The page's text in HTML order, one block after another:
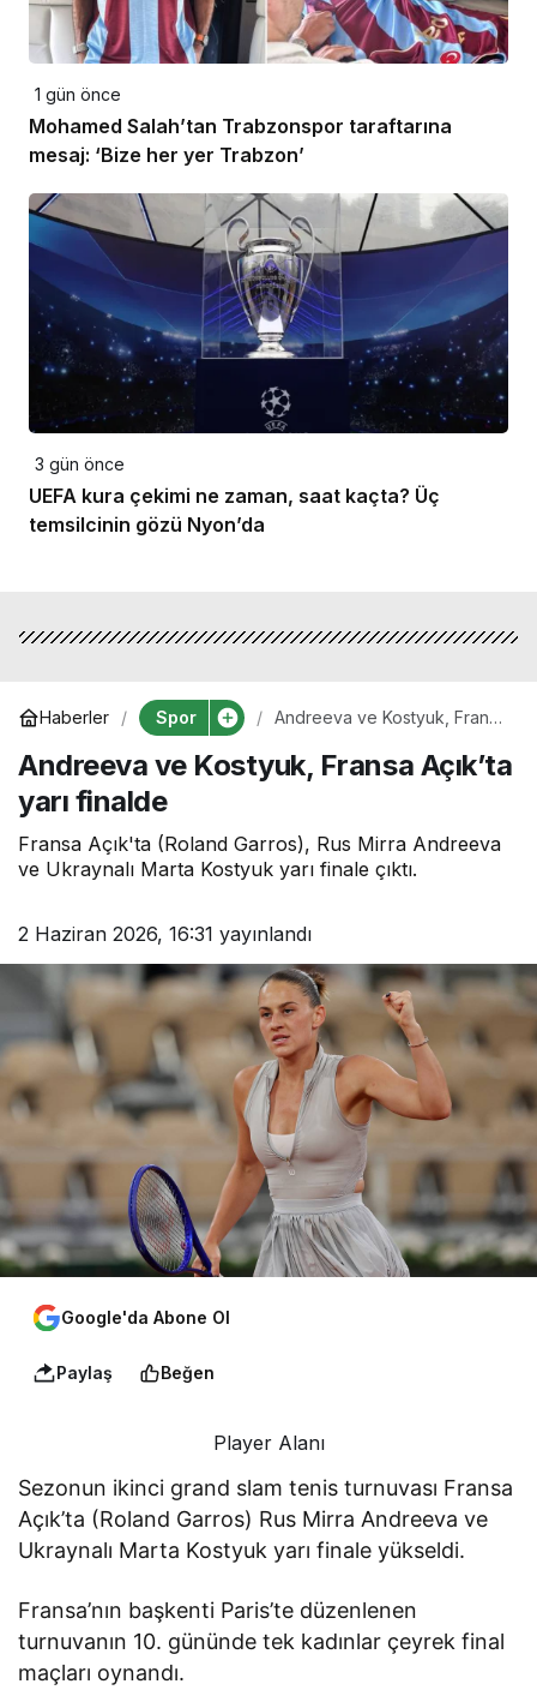
1 gün önce
Mohamed Salah’tan Trabzonspor taraftarına
mesaj: ‘Bize her yer Trabzon’
3 gün önce
UEFA kura çekimi ne zaman, saat kaçta? Üç
temsilcinin gözü Nyon’da
Haberler Spor
Andreeva ve Kostyuk, Fransa
Andreeva ve Kostyuk, Fransa Açık’ta
yarı finalde
Fransa Açık'ta (Roland Garros), Rus Mirra Andreeva
ve Ukraynalı Marta Kostyuk yarı finale çıktı.
2 Haziran 2026, 16:31 yayınlandı
Google'da Abone Ol
Paylaş Beğen
Player Alanı
Sezonun ikinci grand slam tenis turnuvası Fransa
Açık’ta (Roland Garros) Rus Mirra Andreeva ve
Ukraynalı Marta Kostyuk yarı finale yükseldi.
Fransa’nın başkenti Paris’te düzenlenen
turnuvanın 10. gününde tek kadınlar çeyrek final
maçları oynandı.